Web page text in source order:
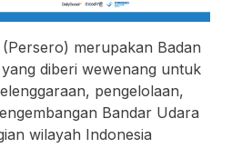
merupakan Badan
diberi wewenang untuk
pengelolaan,
Bandar Udara
wilayah Indonesia